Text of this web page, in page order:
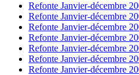
Refonte Janvier-décembre
Refonte Janvier-décembre
Refonte Janvier-décembre
Refonte Janvier-décembre
Refonte Janvier-décembre
Refonte Janvier-décembre
Refonte Janvier-décembre